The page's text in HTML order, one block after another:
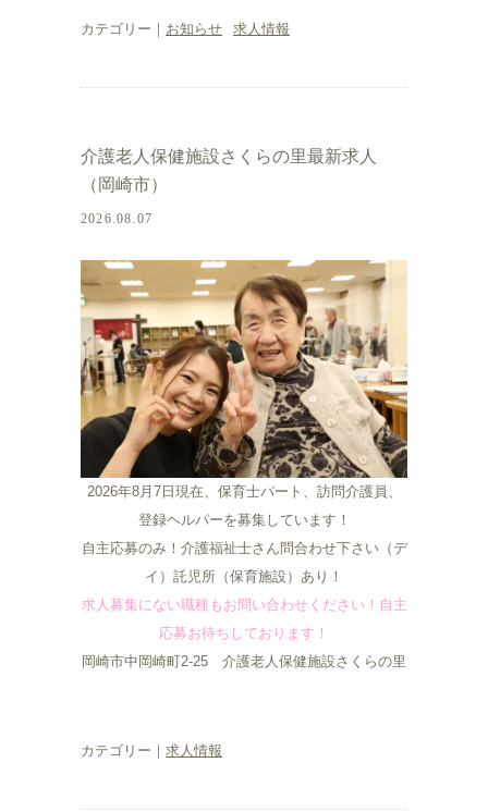
カテゴリー｜ お知らせ 求人情報
介護老人保健施設さくらの里最新求人
（岡崎市）
2026.08.07
2026年8月7日現在、保育士パート、訪問介護員、
登録ヘルパーを募集しています！
自主応募のみ！介護福祉士さん問合わせ下さい（デ
イ）託児所（保育施設）あり！
求人募集にない職種もお問い合わせください！自主
応募お待ちしております！
岡崎市中岡崎町2-25 介護老人保健施設さくらの里
カテゴリー｜ 求人情報